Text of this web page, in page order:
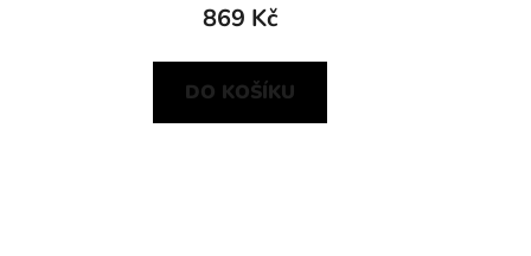
869 Kč
DO KOŠÍKU